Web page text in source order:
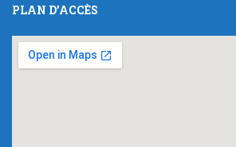
PLAN D’ACCÈS